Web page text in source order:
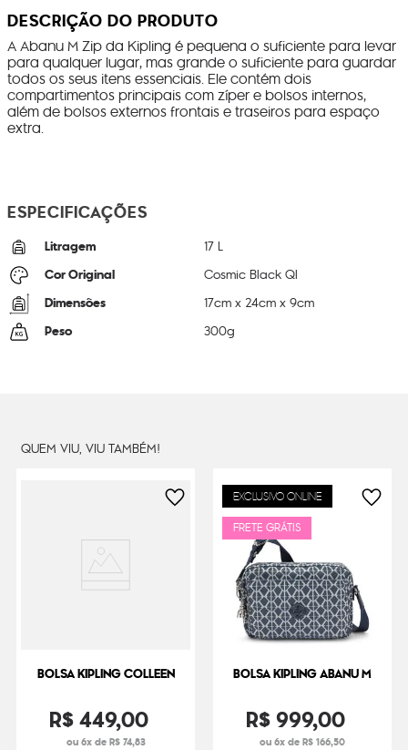
DESCRIÇÃO DO PRODUTO
A Abanu M Zip da Kipling é pequena o suficiente para levar
para qualquer lugar, mas grande o suficiente para guardar
todos os seus itens essenciais. Ele contém dois
compartimentos principais com zíper e bolsos internos,
além de bolsos externos frontais e traseiros para espaço
extra.
ESPECIFICAÇÕES
Litragem 17 L
Cor Original Cosmic Black Ql
Dimensões 17cm x24cm x9cm
Peso 300g
QUEM VIU, VIU TAMBÉM!
BOLSA KIPLING COLLEEN
R$449,00
ou 6x de R$ 74,83
EXCLUSIVO ONLINE
FRETE GRÁTIS
BOLSA KIPLING ABANU M
R$999,00
ou 6x de R$ 166,50